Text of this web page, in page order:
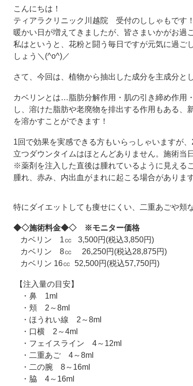
こんにちは！
ティアラクリニック川越院 受付のししゃもです！
暖かい日が増えてきましたが、皆さまいかがお過
私はというと、花粉と闘う毎日ですが元気に過ご
しょう＼ (^o^)／
さて、今回は、植物から抽出した成分を主成分と
カベリンとは…脂肪分解作用・肌の引き締め作用
し、溶けた脂肪や老廃物を排出する作用もある、
を溶かすことができます！
1回で効果を実感できる方もいらっしゃいますが、
立つダウンタイムはほとんどありません。施術当
※薬剤を注入した直後は腫れているように見える
腫れ、赤み、内出血がまれに起こる場合があります
特にダイエットしても痩せにくい、二重あごや頬
◆◇施術料金◆◇ ※モニター価格
カベリン 1㏄ 3,500円 (税込3,850円)
カベリン 8㏄ 26,250円 (税込28,875円)
カベリン 16㏄ 52,500円 (税込57,750円)
【注入量の目安】
・鼻 1ml
・頬 2 ～8ml
・ほうれい線 2 ～8ml
・口横 2 ～4ml
・フェイスライン 4～ 12ml
・二重あご 4～8ml
・二の腕 8～ 16ml
・脇 4～ 16ml